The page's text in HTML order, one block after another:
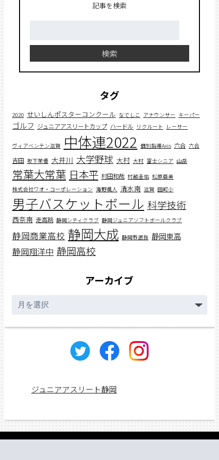
記事を検索
検索
タグ
2020 せいしんポスターコンクール なでしこ アナウンサー キーパー
ゴルフ ジュニアアスリートカップ ハードル リクルート レーサー
ヴィアベンテン滋賀 中体連2022 個別指導Axis 六合 六合
吉田 坂下茉優 大井川 大学野球 大村 大村 富士シニア 山岳
常葉大常葉 日本平 村田和哉 村越圭佑 松原亜美
株式会社ワオ・コーポレーション 海野颯人 清水南 滋賀 田町小
男子バスケットボール 科学技術
西奈南 走高跳 静岡シティクラブ 静岡ジュニアソフトボールクラブ
静岡商業高校 静岡大成 静岡市選抜 静岡東高
静岡翔洋中 静岡高校
アーカイブ
ー
ジュニアアスリート静岡